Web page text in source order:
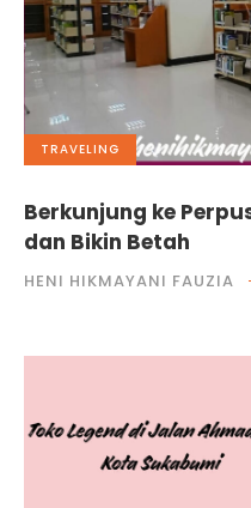
TRAVELING
Berkunjung ke
dan Bikin Betah
HENI HIKMAYANI FAUZIA